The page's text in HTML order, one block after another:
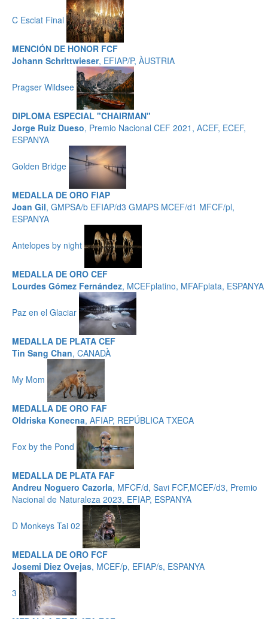
C Esclat Final
MENCIÓN DE HONOR FCF
Johann Schrittwieser, EFIAP/P, ÀUSTRIA
Pragser Wildsee
DIPLOMA ESPECIAL "CHAIRMAN"
Jorge Ruiz Dueso, Premio Nacional CEF 2021, ACEF, ECEF,
ESPANYA
Golden Bridge
MEDALLA DE ORO FIAP
Joan Gil, GMPSA/b EFIAP/d3 GMAPS MCEF/d1 MFCF/pl,
ESPANYA
Antelopes by night
MEDALLA DE ORO CEF
Lourdes Gómez Fernández, MCEFplatino, MFAFplata, ESPANYA
Paz en el Glaciar
MEDALLA DE PLATA CEF
Tin Sang Chan, CANADÀ
My Mom
MEDALLA DE ORO FAF
Oldriska Konecna, AFIAP, REPÚBLICA TXECA
Fox by the Pond
MEDALLA DE PLATA FAF
Andreu Noguero Cazorla, MFCF/d, Savi FCF,MCEF/d3, Premio
Nacional de Naturaleza 2023, EFIAP, ESPANYA
D Monkeys Tai 02
MEDALLA DE ORO FCF
Josemi Diez Ovejas, MCEF/p, EFIAP/s, ESPANYA
3